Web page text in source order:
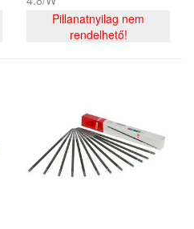
Pillanatnyilag nem
rendelhető!